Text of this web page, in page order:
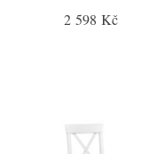
2 598 Kč